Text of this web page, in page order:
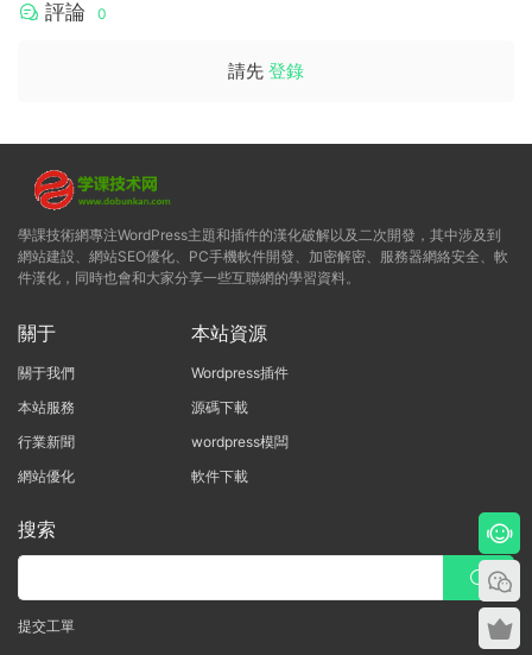
評論 0
請先 登錄
學課技術網專注WordPress主題和插件的漢化破解以及二次開發，其中涉及到
網站建設、網站SEO優化、PC手機軟件開發、加密解密、服務器網絡安全、軟
件漢化，同時也會和大家分享一些互聯網的學習資料。
關于
關于我們
本站服務
行業新聞
網站優化
本站資源
Wordpress插件
源碼下載
wordpress模闆
軟件下載
搜索
提交工單